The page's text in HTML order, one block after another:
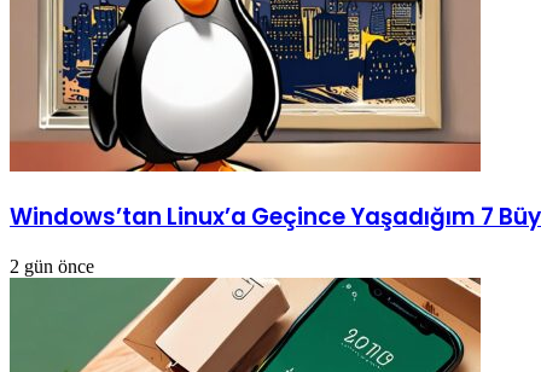
Windows’tan Linux’a Geçince Yaşadığım 7
2 gün önce